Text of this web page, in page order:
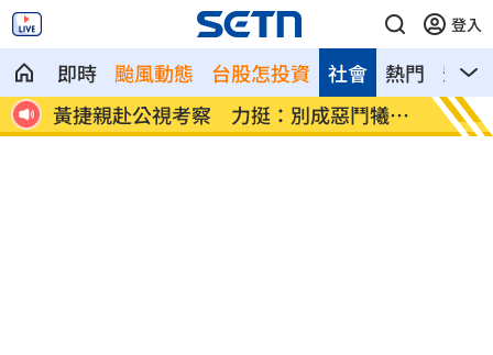
登入
即時 颱風動態 台股怎投資 熱門 影音
社會
光 黃捷親赴公視考察 力挺：別成惡鬥犧牲
品
培若
結